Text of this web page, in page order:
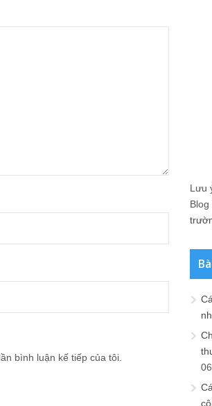
bình luận kế tiếp của tôi.
Lưu
Blog